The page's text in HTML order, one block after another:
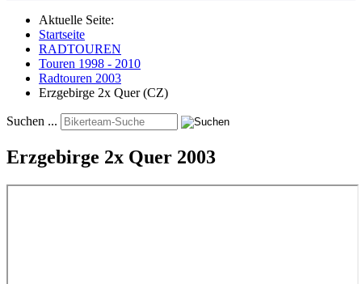
Aktuelle Seite:
Startseite
RADTOUREN
Touren 1998 - 2010
Radtouren 2003
Erzgebirge 2x Quer (CZ)
Suchen ...
Erzgebirge 2x Quer 2003